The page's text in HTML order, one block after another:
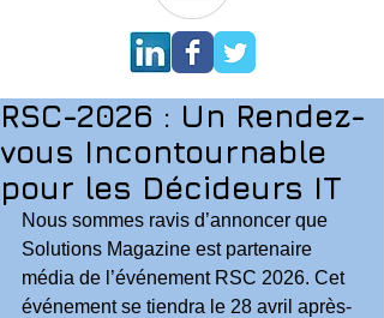
RSC-2026 : Un Rendez-
vous Incontournable
pour les Décideurs IT
Nous sommes ravis d’annoncer que
Solutions Magazine est partenaire
média de l’événement RSC 2026. Cet
événement se tiendra le 28 avril après-